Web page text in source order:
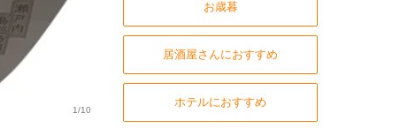
1/10
お歳暮
居酒屋さんにおすすめ
ホテルにおすすめ